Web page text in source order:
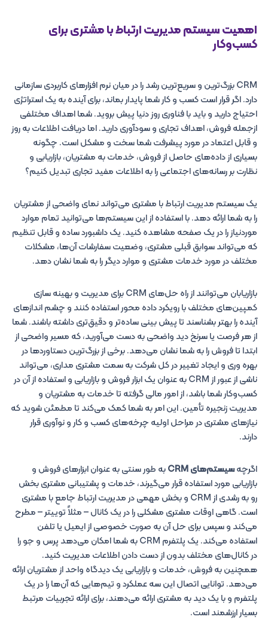
اهمیت سیستم مدیریت ارتباط با مشتری برای
کسب‌وکار
CRM بزرگ‌ترین و سریع‌ترین رشد را در میان نرم افزارهای کاربردی سازمانی
دارد. اگر قرار است کسب و کار شما پایدار بماند، برای آینده به یک استراتژی
احتیاج دارید و باید با فناوری روز دنیا پیش بروید. شما اهداف مختلفی
ازجمله فروش، اهداف تجاری و سودآوری دارید. اما دریافت اطلاعات به روز
و قابل اعتماد در مورد پیشرفت شما سخت و مشکل است. چگونه
بسیاری از داده‌های حاصل از فروش، خدمات به مشتریان، بازاریابی و
نظارت بر رسانه‌های اجتماعی را به اطلاعات مفید تجاری تبدیل کنیم؟
یک سیستم مدیریت ارتباط با مشتری می‌تواند نمای واضحی از مشتریان
را به شما ارائه دهد. با استفاده از این سیستم‌ها می‌توانید تمام موارد
موردنیاز را در یک صفحه مشاهده کنید. یک داشبورد ساده و قابل تنظیم
که می‌تواند سوابق قبلی مشتری، وضعیت سفارشات آن‌ها، مشکلات
مختلف در مورد خدمات مشتری و موارد دیگر را به شما نشان دهد.
بازاریابان می‌توانند از راه حل‌های CRM برای مدیریت و بهینه سازی
کمپین‌های مختلف با رویکرد داده محور استفاده کنند و چشم اندازهای
آینده را بهتر بشناسند تا پیش بینی ساده‌تر و دقیق‌تری داشته باشند. شما
از هر فرصت یا سرنخ دید واضحی به دست می‌آورید، که مسیر واضحی از
ابتدا تا فروش را به شما نشان می‌دهد. برخی از بزرگ‌ترین دستاوردها در
بهره وری و ایجاد تغییر در کل شرکت به سمت مشتری مداری، می‌تواند
ناشی از عبور از CRM به عنوان یک ابزار فروش و بازاریابی و استفاده از آن در
کسب‌وکار شما باشد، از امور مالی گرفته تا خدمات به مشتریان و
مدیریت زنجیره تأمین. این امر به شما کمک می‌کند تا مطمئن شوید که
نیازهای مشتری در مراحل اولیه چرخه‌های کسب و کار و نوآوری قرار
دارند.
اگرچهسیستم‌های CRM
به طور سنتی به عنوان ابزارهای فروش و
بازاریابی مورد استفاده قرار می‌گیرند، خدمات و پشتیبانی مشتری بخش
رو به رشدی از CRM و بخش مهمی در مدیریت ارتباط جامع با مشتری
است. گاهی اوقات مشتری مشکلی را در یک کانال – مثلاً توییتر – مطرح
می‌کند و سپس برای حل آن به صورت خصوصی از ایمیل یا تلفن
استفاده می‌کند. یک پلتفرم CRM به شما امکان می‌دهد پرس و جو را
در کانال‌های مختلف بدون از دست دادن اطلاعات مدیریت کنید.
همچنین به فروش، خدمات و بازاریابی یک دیدگاه واحد از مشتریان ارائه
می‌دهد. توانایی اتصال این سه عملکرد و تیم‌هایی که آن‌ها را در یک
پلتفرم و با یک دید به مشتری ارائه می‌دهند، برای ارائه تجربیات مرتبط
بسیار ارزشمند است.